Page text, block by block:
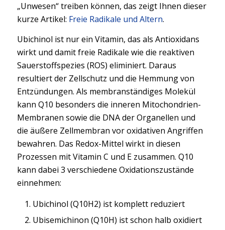
„Unwesen“ treiben können, das zeigt Ihnen dieser
kurze Artikel: Freie Radikale und Altern.
Ubichinol ist nur ein Vitamin, das als Antioxidans
wirkt und damit freie Radikale wie die reaktiven
Sauerstoffspezies (ROS) eliminiert. Daraus
resultiert der Zellschutz und die Hemmung von
Entzündungen. Als membranständiges Molekül
kann Q10 besonders die inneren Mitochondrien-
Membranen sowie die DNA der Organellen und
die äußere Zellmembran vor oxidativen Angriffen
bewahren. Das Redox-Mittel wirkt in diesen
Prozessen mit Vitamin C und E zusammen. Q10
kann dabei 3 verschiedene Oxidationszustände
einnehmen:
Ubichinol (Q10H2) ist komplett reduziert
Ubisemichinon (Q10H) ist schon halb oxidiert